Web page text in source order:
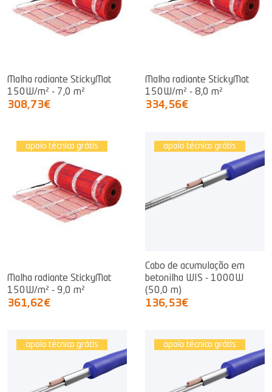
Malha radiante StickyMat
150W/m² - 7,0 m²
308,73€
Malha radiante StickyMat
150W/m² - 8,0 m²
334,56€
apoio técnico grátis
Malha radiante StickyMat
150W/m² - 9,0 m²
361,62€
apoio técnico grátis
Cabo de acumulação em
betonilha WIS - 1000W
(50,0 m)
136,53€
apoio técnico grátis apoio técnico grátis